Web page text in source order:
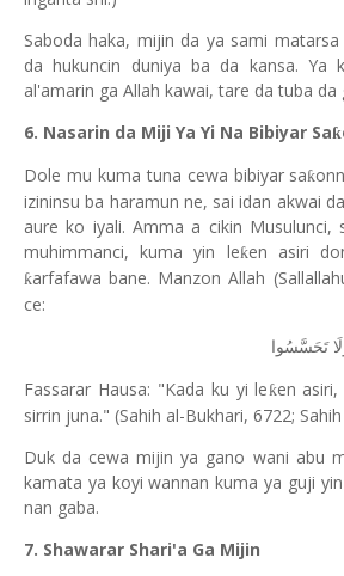
Saboda haka, mijin da ya sami
da hukuncin duniya ba da kansa. Ya
al'amarin ga Allah kawai, tare da tuba da
6. Nasarin da Miji Ya Yi Na Bibiyar Saƙ
Dole mu kuma tuna cewa bibiyar saƙ
izininsu ba haramun ne, sai idan akwai
aure ko iyali. Amma a cikin Musulunci,
muhimmanci, kuma yin leƙen asiri
ƙarfafawa bane. Manzon Allah
ce:
تَحَسَّسُوا
Fassarar Hausa: "Kada ku yi leƙen
sirrin juna." (Sahih al-Bukhari, 6722;
Duk da cewa mijin ya gano wani abu
kamata ya koyi wannan kuma ya guji
nan gaba.
7. Shawarar Shari'a Ga Mijin